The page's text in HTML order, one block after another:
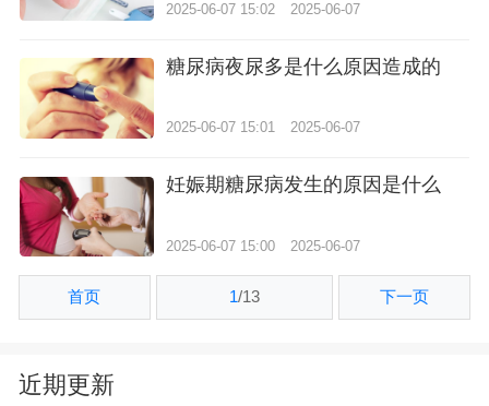
2025-06-07 15:02 2025-06-07
糖尿病夜尿多是什么原因造成的
2025-06-07 15:01 2025-06-07
妊娠期糖尿病发生的原因是什么
2025-06-07 15:00 2025-06-07
首页 1/13 下一页
近期更新